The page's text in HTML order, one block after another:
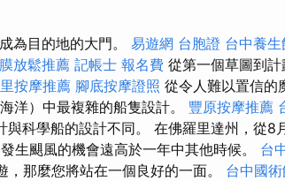
為目的地的大門。 易遊網 台胞證 台中養生
放鬆推薦 記帳士 報名費 從第一個草圖到計
按摩推薦 腳底按摩證照 從令人難以置信的
洋）中最複雜的船隻設計。 豐原按摩推薦
與科學船的設計不同。 在佛羅里達州，從8
生颶風的機會遠高於一年中其他時候。 台
那麼您將站在一個良好的一面。 台中國